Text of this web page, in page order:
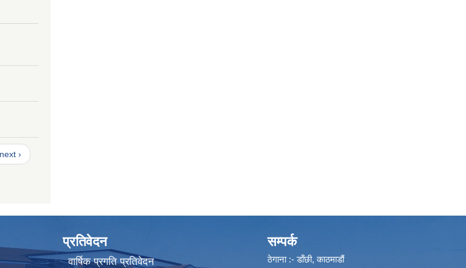
next ›
प्रतिवेदन
वार्षिक प्रगति प्रतिवेदन
सम्पर्क
ठेगाना :- डाँछी, काठमाडौं